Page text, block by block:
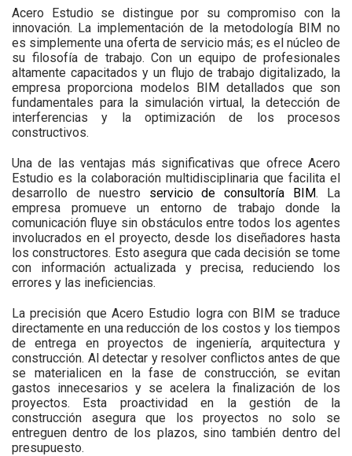
Acero Estudio se distingue por su compromiso con la
innovación. La implementación de la metodología BIM no
es simplemente una oferta de servicio más; es el núcleo de
su filosofía de trabajo. Con un equipo de profesionales
altamente capacitados y un flujo de trabajo digitalizado, la
empresa proporciona modelos BIM detallados que son
fundamentales para la simulación virtual, la detección de
interferencias y la optimización de los procesos
constructivos.
Una de las ventajas más significativas que ofrece Acero
Estudio es la colaboración multidisciplinaria que facilita el
desarrollo de nuestro servicio de consultoría BIM. La
empresa promueve un entorno de trabajo donde la
comunicación fluye sin obstáculos entre todos los agentes
involucrados en el proyecto, desde los diseñadores hasta
los constructores. Esto asegura que cada decisión se tome
con información actualizada y precisa, reduciendo los
errores y las ineficiencias.
La precisión que Acero Estudio logra con BIM se traduce
directamente en unareducción de los costos y los tiempos
de entrega en proyectos de ingeniería, arquitectura y
construcción. Al detectar y resolver conflictos antes de que
se materialicen en la fase de construcción, se evitan
gastos innecesarios y se acelera la finalización de los
proyectos. Esta proactividad en la gestión de la
construcción asegura que los proyectos no solo se
entreguen dentro de los plazos, sino también dentro del
presupuesto.